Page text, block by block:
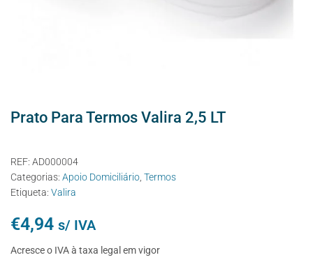
Prato Para Termos Valira 2,5 LT
REF: AD000004
Categorias: Apoio Domiciliário Termos
Etiqueta: Valira
€4,94 s/ IVA
Acresce o IVA à taxa legal em vigor